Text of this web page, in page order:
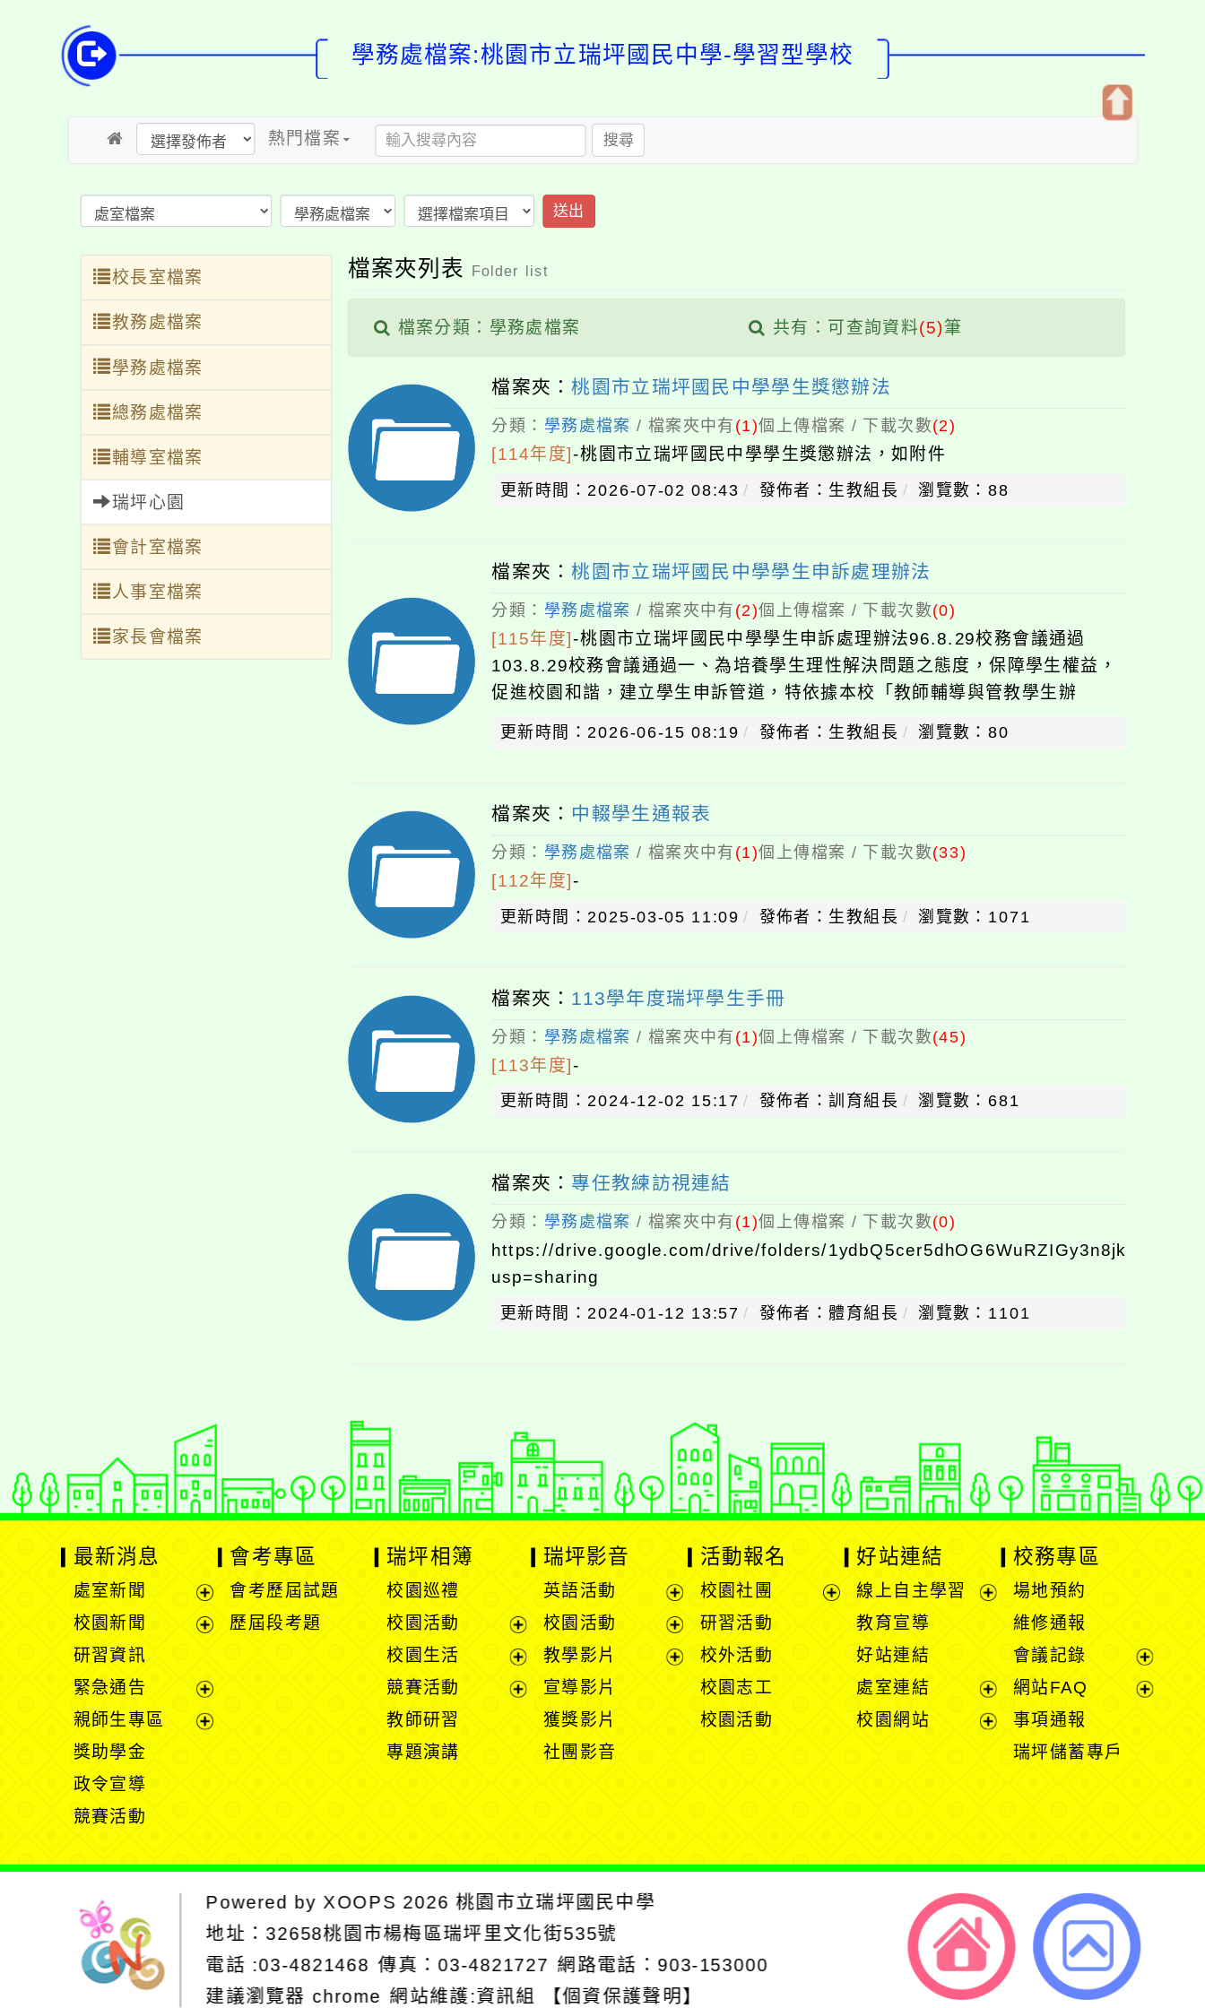
學務處檔案:桃園市立瑞坪國民中學-學習型學校
熱門檔案 搜尋
送出
校長室檔案
教務處檔案
學務處檔案
總務處檔案
輔導室檔案
瑞坪心園
會計室檔案
人事室檔案
家長會檔案
檔案夾列表 Folder list
檔案分類：學務處檔案 共有：可查詢資料(5)筆
檔案夾：桃園市立瑞坪國民中學學生獎懲辦法
分類： 學務處檔案 / 檔案夾中有 (1)個上傳檔案 / 下載次數(2)
[114年度]-桃園市立瑞坪國民中學學生獎懲辦法，如附件
更新時間：2026-07-02 08:43 發佈者：生教組長 瀏覽數：88
檔案夾：桃園市立瑞坪國民中學學生申訴處理辦法
分類： 學務處檔案 / 檔案夾中有 (2)個上傳檔案 / 下載次數(0)
[115年度]-桃園市立瑞坪國民中學學生申訴處理辦法96.8.29校務會議通過
103.8.29校務會議通過一、為培養學生理性解決問題之態度，保障學生權益，
促進校園和諧，建立學生申訴管道，特依據本校「教師輔導與管教學生辦
法」，訂定「桃園縣立瑞坪國民中學學生申訴處理規
更新時間：2026-06-15 08:19 發佈者：生教組長 瀏覽數：80
檔案夾： 中輟學生通報表
分類： 學務處檔案 / 檔案夾中有 (1)個上傳檔案 / 下載次數(33)
[112年度]-
更新時間：2025-03-05 11:09 發佈者：生教組長 瀏覽數：1071
檔案夾： 113學年度瑞坪學生手冊
分類： 學務處檔案 / 檔案夾中有 (1)個上傳檔案 / 下載次數(45)
[113年度]-
更新時間：2024-12-02 15:17 發佈者：訓育組長 瀏覽數：681
檔案夾： 專任教練訪視連結
分類： 學務處檔案 / 檔案夾中有 (1)個上傳檔案 / 下載次數(0)
https://drive.google.com/drive/folders/1ydbQ5cer5dhOG6WuRZIGy3n8jkIpRKp8?
usp=sharing
更新時間：2024-01-12 13:57 發佈者：體育組長 瀏覽數：1101
最新消息
處室新聞
展
單
校園新聞
選
單
研習資訊
緊急通告
展
開
親師生專區
獎助學金
政令宣導
競賽活動
會考專區
會考歷屆試題
歷屆段考題
瑞坪相簿
校園巡禮
校園活動
展
開
選
校園生活
展
開
競賽活動
教師研習
專題演講
瑞坪影音
英語活動
展
選
校園活動
展
開
教學影片
宣導影片
獲獎影片
社團影音
活動報名
校園社團
研習活動
校外活動
校園志工
校園活動
好站連結
線上自主學習
單
教育宣導
好站連結
處室連結
展
開
校園網站
校務專區
場地預約
維修通報
會議記錄
展
開
網站FAQ
事項通報
瑞坪儲蓄專戶
Powered by XOOPS 2026桃園市立瑞坪國民中學
地址： 32658桃園市楊梅區瑞坪里文化街535號
電話 :03-4821468 傳真：03-4821727 網路電話：903-153000
建議瀏覽器 chrome 網站維護:資訊組 【個資保護聲明】